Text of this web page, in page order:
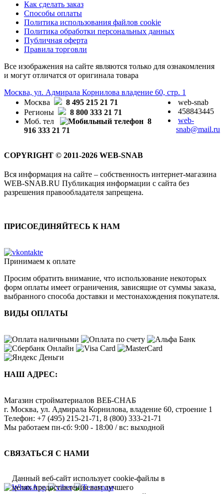
Как сделать заказ
Способы оплаты
Политика использования файлов cookie
Политика обработки персональных данных
Публичная оферта
Правила торговли
Все изображения на сайте являются только для ознакомления
и могут отличатся от оригинала товара
Москва, ул. Адмирала Корнилова владение 60, стр. 1
Москва
8 495 215 21 71
Регионы
8 800 333 21 71
Моб. тел
8
916 333 21 71
web-snab
458843445
web-
snab@mail.ru
COPYRIGHT © 2011-2026 WEB-SNAB
Вся информация на сайте – собственность интернет-магазина
WEB-SNAB.RU Публикация информации с сайта без
разрешения правообладателя запрещена.
ПРИСОЕДИНЯЙТЕСЬ К НАМ
Принимаем к оплате
Просим обратить внимание, что использование некоторых
форм оплаты имеет ограничения, зависящие от суммы заказа,
выбранного способа доставки и местонахождения покупателя.
ВИДЫ ОПЛАТЫ
НАШ АДРЕС:
Магазин стройматериалов ВЕБ-СНАБ
г. Москва, ул. Адмирала Корнилова, владение 60, строение 1
Телефон: +7 (495) 215-21-71 , 8 (800) 333-21-71
Мы работаем пн-сб: 9:00 - 18:00 / вс: выходной
СВЯЗАТЬСЯ С НАМИ
Данный веб-сайт использует cookie-файлы в
целях предоставления вам лучшего